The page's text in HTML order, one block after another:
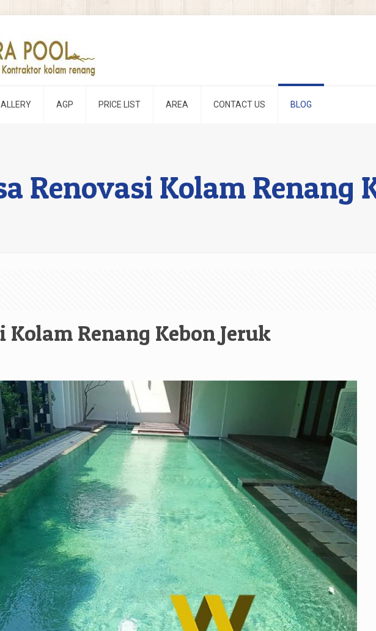
AGP PRICE LIST AREA CONTACT US BLOG
Renovasi Kolam Renang
Kolam Renang Kebon Jeruk